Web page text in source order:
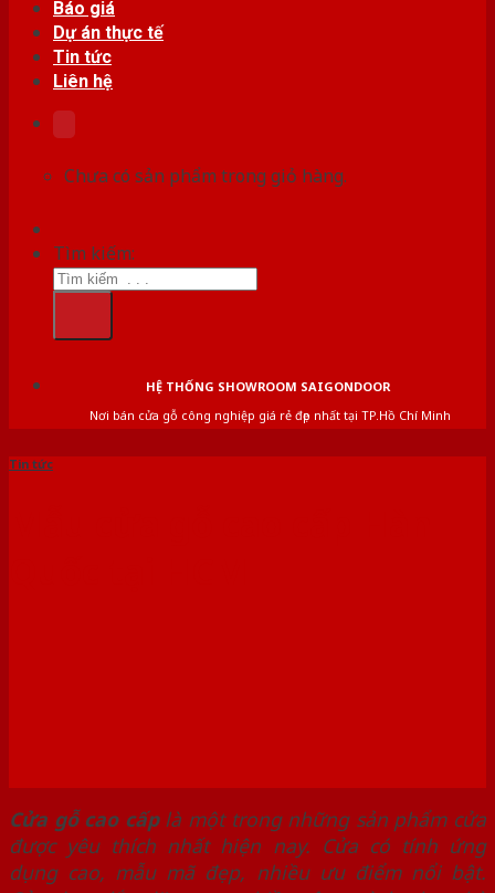
Báo giá
Dự án thực tế
Tin tức
Liên hệ
Chưa có sản phẩm trong giỏ hàng.
Tìm kiếm:
HỆ THỐNG SHOWROOM SAIGONDOOR
Nơi bán cửa gỗ công nghiệp giá rẻ đẹp nhất tại TP.Hồ Chí Minh
Tin tức
Cửa gỗ cao cấplà một trong những sản phẩm cửa
được yêu thích nhất hiện nay. Cửa có tính ứng
dụng cao, mẫu mã đẹp, nhiều ưu điểm nổi bật.